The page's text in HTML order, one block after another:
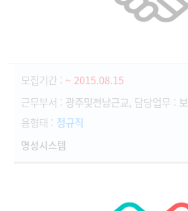
모집기간 : ~ 2015.08.15
근무부서 : 광주및전남근교, 담당업무 :
용형태 : 정규직
명성시스템